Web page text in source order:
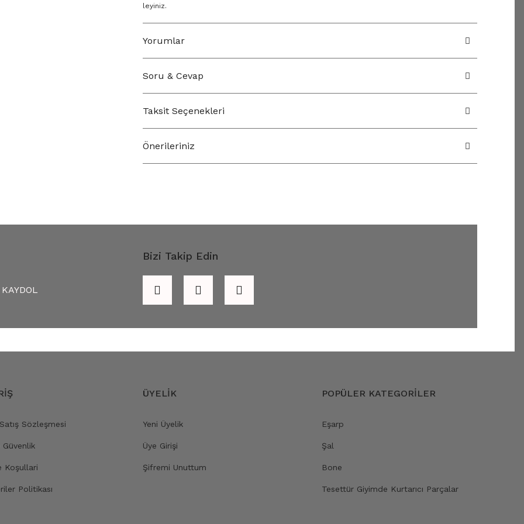
leyiniz.
Yorumlar
Soru & Cevap
Taksit Seçenekleri
Önerileriniz
KAYDOL
Bizi Takip Edin
Sözleşmesi
Güvenlik
Koşullari
Politikası
ÜYELİK
Yeni Üyelik
Üye Girişi
Şifremi Unuttum
POPÜLER KATEGORİLER
Eşarp
Şal
Bone
Tesettür Giyimde Kurtarıcı Parçalar